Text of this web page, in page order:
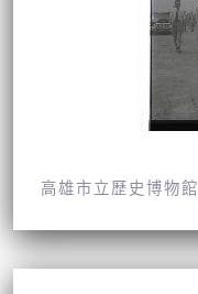
高雄市立歷史博物館